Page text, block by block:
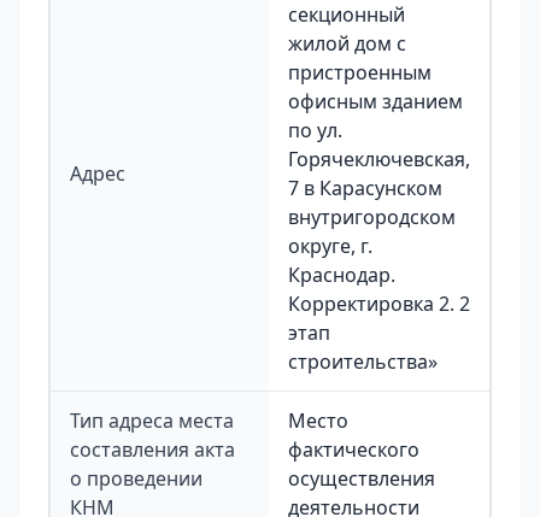
Адрес
секционный
жилой дом с
пристроенным
офисным зданием
по ул.
Горячеключевская,
7 в Карасунском
внутригородском
округе, г.
Краснодар.
Корректировка 2. 2
этап
строительства»
Тип адреса места
составления акта
о проведении
КНМ
Место
фактического
осуществления
деятельности